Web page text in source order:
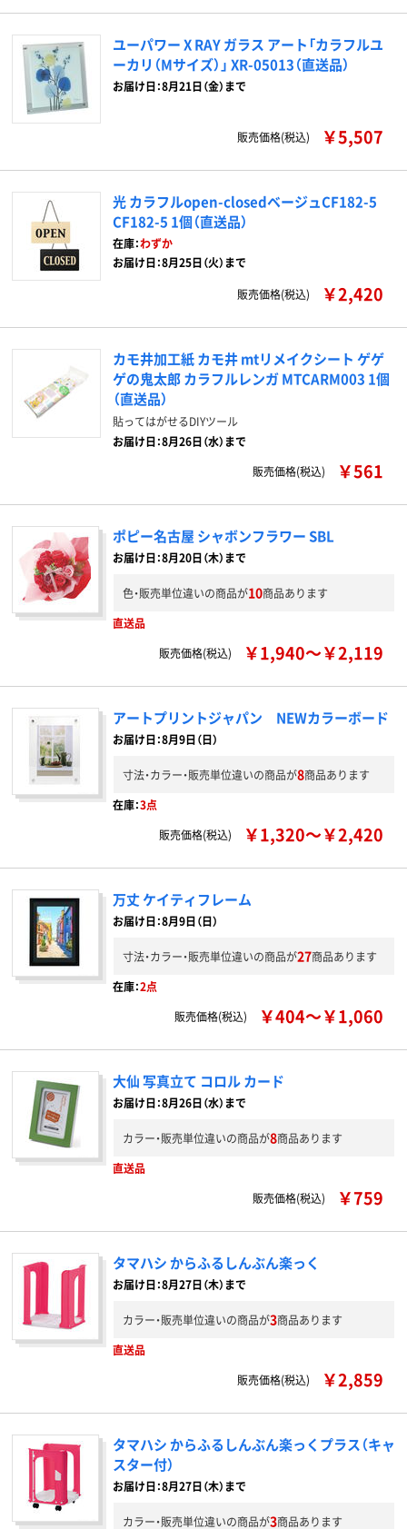
ユーパワー X RAY ガラス アート「カラフルユ
ーカリ（Mサイズ）」 XR-05013（直送品）
お届け日：8月21日（金）まで
販売価格(税込) ￥5,507
光 カラフルopen-closedベージュCF182-5
CF182-5 1個（直送品）
在庫：わずか
お届け日：8月25日（火）まで
販売価格(税込) ￥2,420
カモ井加工紙 カモ井 mtリメイクシート ゲゲ
ゲの鬼太郎 カラフルレンガ MTCARM003 1個
（直送品）
貼ってはがせるDIYツール
お届け日：8月26日（水）まで
販売価格(税込)
￥561
ポピー名古屋 シャボンフラワー SBL
お届け日：8月20日（木）まで
色・販売単位違いの商品が10商品あります
直送品
販売価格(税込)
￥1,940～￥2,119
アートプリントジャパン NEWカラーボード
お届け日：8月9日（日）
寸法・カラー・販売単位違いの商品が8商品あります
在庫：3点
販売価格(税込)
￥1,320～￥2,420
万丈 ケイティフレーム
お届け日：8月9日（日）
寸法・カラー・販売単位違いの商品が27商品あります
在庫：2点
販売価格(税込)
￥404～￥1,060
大仙 写真立て コロル カード
お届け日：8月26日（水）まで
カラー・販売単位違いの商品が8商品あります
直送品
販売価格(税込)
￥759
タマハシ からふるしんぶん楽っく
お届け日：8月27日（木）まで
カラー・販売単位違いの商品が3商品あります
直送品
販売価格(税込)
￥2,859
タマハシ からふるしんぶん楽っくプラス（キャ
スター付）
お届け日：8月27日（木）まで
カラー・販売単位違いの商品が3商品あります